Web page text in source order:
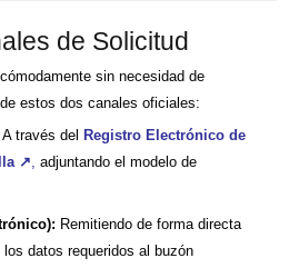
de Solicitud
sin necesidad de
estos dos canales oficiales:
A través del Registro Electrónico de
↗, adjuntando el modelo de
Remitiendo de forma directa
datos requeridos al buzón